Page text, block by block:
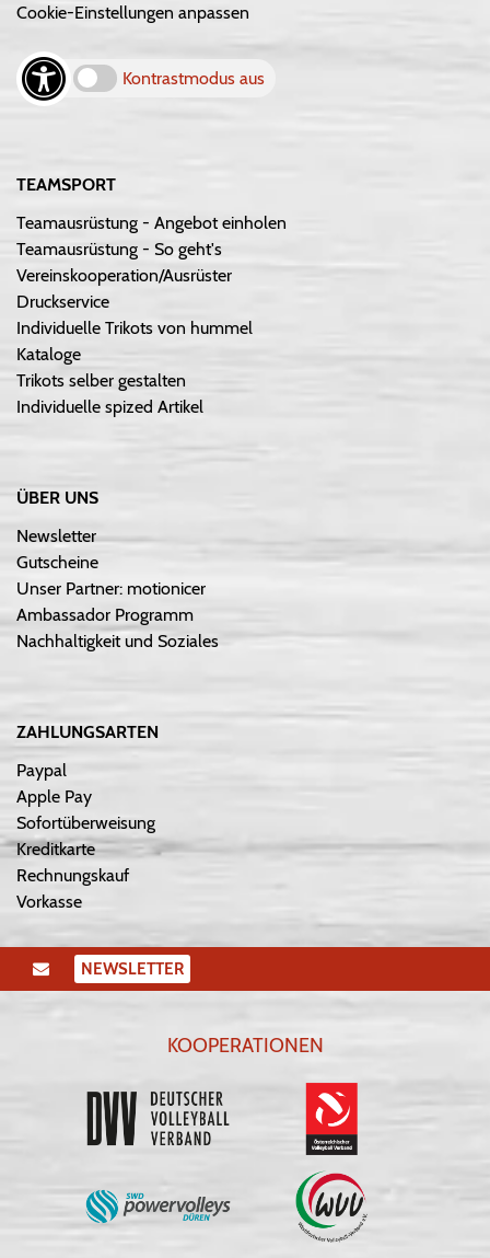
Cookie-Einstellungen anpassen
Kontrastmodus aus
TEAMSPORT
Teamausrüstung - Angebot einholen
Teamausrüstung - So geht's
Vereinskooperation/Ausrüster
Druckservice
Individuelle Trikots von hummel
Kataloge
Trikots selber gestalten
Individuelle spized Artikel
ÜBER UNS
Newsletter
Gutscheine
Unser Partner: motionicer
Ambassador Programm
Nachhaltigkeit und Soziales
ZAHLUNGSARTEN
Paypal
Apple Pay
Sofortüberweisung
Kreditkarte
Rechnungskauf
Vorkasse
NEWSLETTER
KOOPERATIONEN